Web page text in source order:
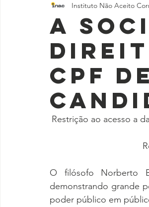
NOTA PÚBLICA CEID SBT
A
CPF
Instituto Não Aceito
Restrição ao acesso a
O filósofo Norberto
demonstrando grande
poder público em